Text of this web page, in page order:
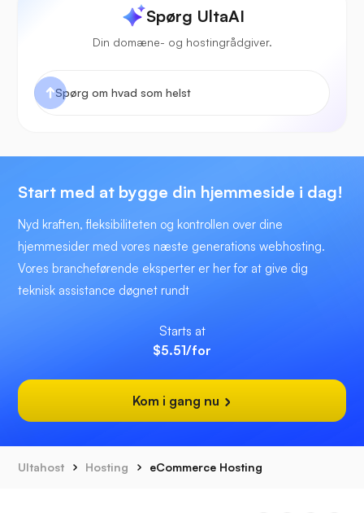
Spørg UltaAI
Din domæne- og hostingrådgiver.
Start med at bygge din hjemmeside i dag!
Nyd kraften, fleksibiliteten og kontrollen over dine
hjemmesider med vores næste generations webhosting.
Vores brancheførende eksperter er her for at give dig
teknisk assistance døgnet rundt
Starts at
$5.51/for
Kom i gang nu
Ultahost Hosting eCommerce Hosting